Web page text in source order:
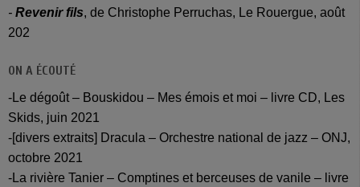
- Revenir fils, de Christophe Perruchas, Le Rouergue, août
202
ON A ÉCOUTÉ
-Le dégoût – Bouskidou – Mes émois et moi – livre CD, Les
Skids, juin 2021
-[divers extraits] Dracula – Orchestre national de jazz – ONJ,
octobre 2021
-La rivière Tanier – Comptines et berceuses de vanile – livre